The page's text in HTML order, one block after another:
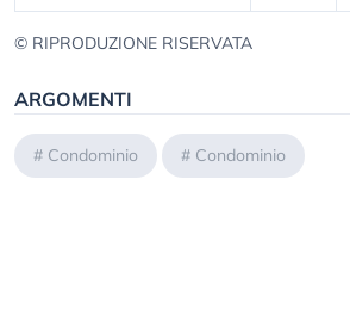
© RIPRODUZIONE RISERVATA
ARGOMENTI
# Condominio # Condominio